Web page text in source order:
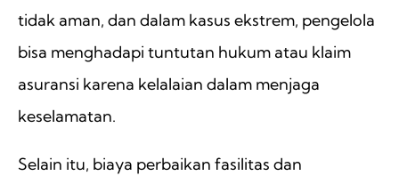
tidak aman, dan dalam kasus ekstrem, pengelola
bisa menghadapi tuntutan hukum atau klaim
asuransi karena kelalaian dalam menjaga
keselamatan.
Selain itu, biaya perbaikan fasilitas dan